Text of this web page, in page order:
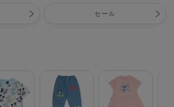
セール